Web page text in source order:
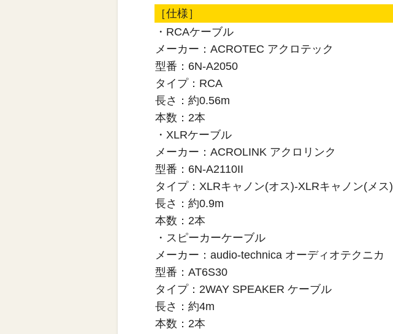
［仕様］
・RCAケーブル
メーカー：ACROTEC アクロテック
型番：6N-A2050
タイプ：RCA
長さ：約0.56m
本数：2本
・XLRケーブル
メーカー：ACROLINK アクロリンク
型番：6N-A2110II
タイプ：XLRキャノン(オス)-XLRキャノン(メス)
長さ：約0.9m
本数：2本
・スピーカーケーブル
メーカー：audio-technica オーディオテクニカ
型番：AT6S30
タイプ：2WAY SPEAKER ケーブル
長さ：約4m
本数：2本